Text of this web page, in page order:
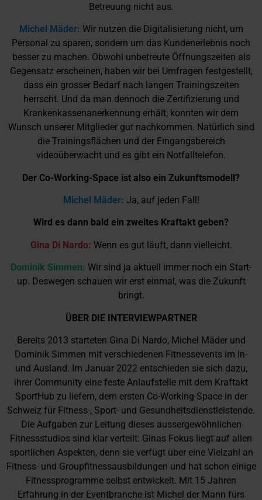
Betreuung nicht aus.
Michel Mäder: Wir nutzen die Digitalisierung nicht, um
Personal zu sparen, sondern um das Kundenerlebnis noch
besser zu machen. Obwohl unbetreute Öffnungszeiten als
Gegensatz erscheinen, haben wir bei Umfragen festgestellt,
dass ein grosser Bedarf nach langen Trainingszeiten
herrscht. Und da man dennoch die Zertifizierung und
Krankenkassenanerkennung erhält, konnten wir dem
Wunsch unserer Mitglieder gut nachkommen. Natürlich sind
die Trainingsflächen und der Eingangsbereich
videoüberwacht und es gibt ein Notfalltelefon.
Der Co-Working-Space ist also ein Zukunftsmodell?
Michel Mäder: Ja, auf jeden Fall!
Wird es dann bald ein zweites Kraftakt geben?
Gina Di Nardo: Wenn es gut läuft, dann vielleicht.
Dominik Simmen: Wir sind ja aktuell immer noch ein Start-
up. Deswegen schauen wir erst einmal, was die Zukunft
bringt.
ÜBER DIE INTERVIEWPARTNER
Bereits 2013 starteten Gina Di Nardo, Michel Mäder und
Dominik Simmen mit verschiedenen Fitnessevents im In-
und Ausland. Im Januar 2022 entschieden sie sich dazu,
ihrer Community eine feste Anlaufstelle mit dem Kraftakt
SportHub zu liefern, dem ersten Co-Working-Space in der
Schweiz für Fitness-, Sport- und Gesundheitsdienstleistende.
Die Aufgaben zur Leitung dieses aussergewöhnlichen
Fitnessstudios sind klar verteilt: Ginas Fokus liegt auf allen
sportlichen Aspekten, denn sie verfügt über eine Vielzahl an
Fitness- und Groupfitnessausbildungen und hat schon einige
Fitnessprogramme selbst entwickelt. Mit 15 Jahren
Erfahrung in der Eventbranche ist Michel der Mann fürs